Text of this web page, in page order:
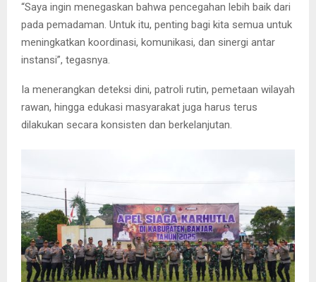
“Saya ingin menegaskan bahwa pencegahan lebih baik dari
pada pemadaman. Untuk itu, penting bagi kita semua untuk
meningkatkan koordinasi, komunikasi, dan sinergi antar
instansi”, tegasnya.
Ia menerangkan deteksi dini, patroli rutin, pemetaan wilayah
rawan, hingga edukasi masyarakat juga harus terus
dilakukan secara konsisten dan berkelanjutan.